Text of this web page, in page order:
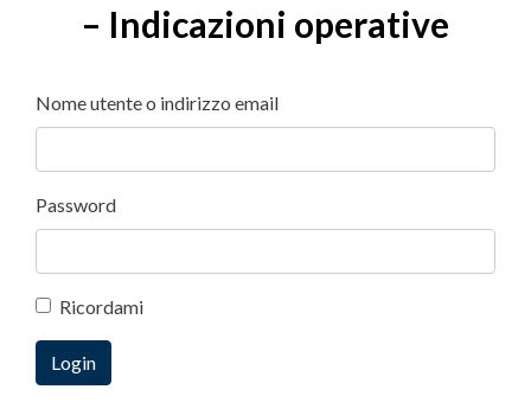
– Indicazioni operative
Nome utente o indirizzo email
Password
Ricordami